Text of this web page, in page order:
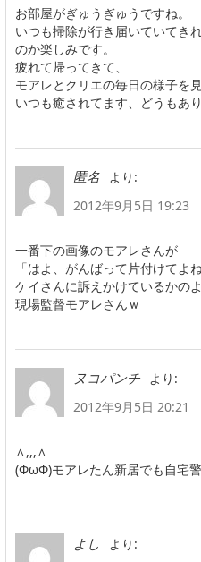
お部屋がぎゅうぎゅうですね。
いつも掃除が行き届いていてき
のか楽しみです。
疲れて帰ってきて、
モアレとクリエの毎日の様子を
いつも癒されてます、どうもあ
匿名
より:
2012年9月5日 19:23
一番下の画像のモアレさんが
「はよ、がんばって片付けてよ
ケイさんに訴えかけているかの
現場監督モアレさんｗ
ヌコパンチ
より:
2012年9月5日 20:21
∧,,,∧
(ΦωΦ)モアレたん新居でも自宅
よし
より: